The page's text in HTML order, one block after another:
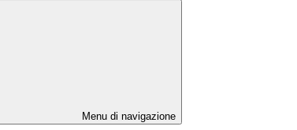
Menu di navigazione